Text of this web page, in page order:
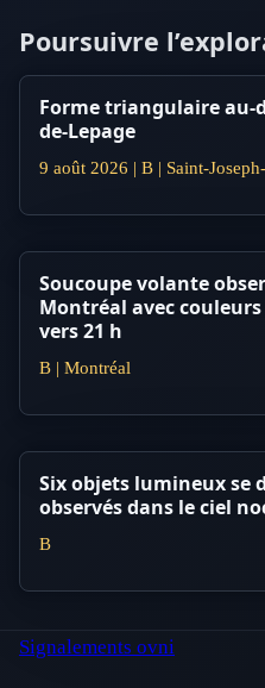
Poursuivre
Forme triangulaire au-
de-Lepage
9 août 2026 | B | Saint-
Soucoupe volante
Montréal avec
vers 21 h
B | Montréal
Six objets lumineux se
observés dans le ciel
B
Signalements ovni